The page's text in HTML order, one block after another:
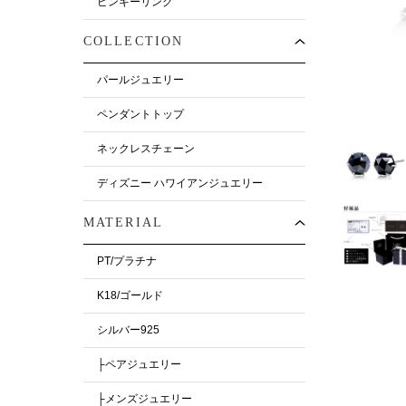
COLLECTION
パールジュエリー
ペンダントトップ
ネックレスチェーン
ディズニー ハワイアンジュエリー
MATERIAL
PT/プラチナ
K18/ゴールド
シルバー925
├ペアジュエリー
├メンズジュエリー